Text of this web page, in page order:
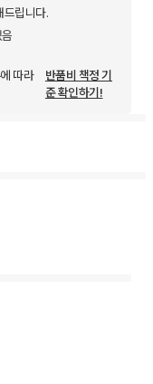
드립니다.
따라
반품비 책정 기
준 확인하기!